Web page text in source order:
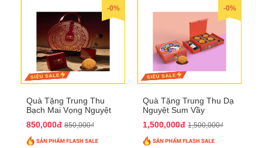
-0%
Quà Tặng Trung Thu
Bạch Mai Vọng Nguyệt
850,000đ 850,000₫
-0%
Quà Tặng Trung Thu Dạ
Nguyệt Sum Vầy
1,500,000đ 1,500,000₫